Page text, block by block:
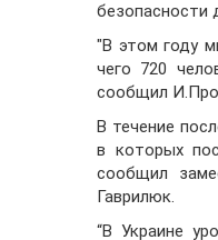
безопасности
"В этом году
чего 720
сообщил
В течение
в которых
сообщил
Гаврилюк.
“В Украине